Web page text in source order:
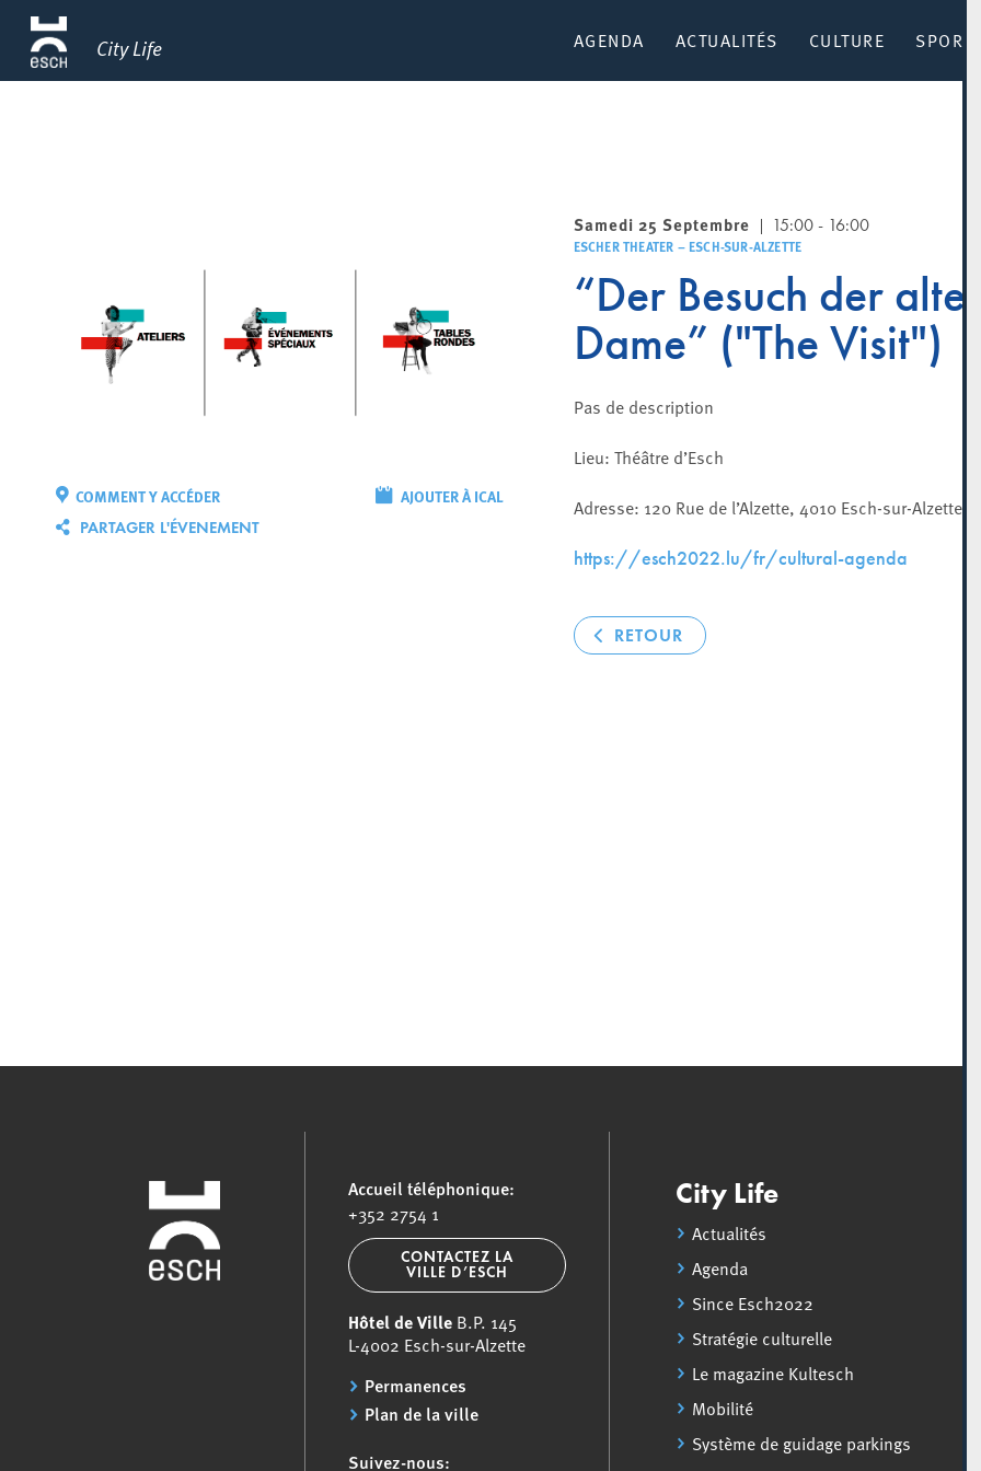
City Life AGENDA ACTUALITÉS CULTURE SPORT
AJOUTER À ICAL
COMMENT Y ACCÉDER
PARTAGER L'ÉVENEMENT
Samedi 25 Septembre 15:00 - 16:00
ESCHER THEATER – ESCH-SUR-ALZETTE
“Der Besuch der alten
Dame” ("The Visit")
Pas de description
Lieu: Théâtre d’Esch
Adresse: 120 Rue de l’Alzette, 4010 Esch-sur-Alzette
https://esch2022.lu/fr/cultural-agenda
RETOUR
Accueil téléphonique:
+352 2754 1
CONTACTEZ LA
VILLE D’ESCH
Hôtel de Ville B.P. 145
L-4002 Esch-sur-Alzette
Permanences
Plan de la ville
Suivez-nous:
City Life
Actualités
Agenda
Since Esch2022
Stratégie culturelle
Le magazine Kultesch
Mobilité
Système de guidage parkings